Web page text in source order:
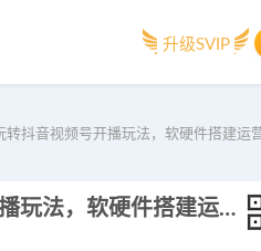
升级SVIP
转抖音视频号开播玩法，软硬件搭建运
绿幕虚拟直播带货实战课：玩转抖音视频号开播玩法，软硬件搭建运营全域引流变现